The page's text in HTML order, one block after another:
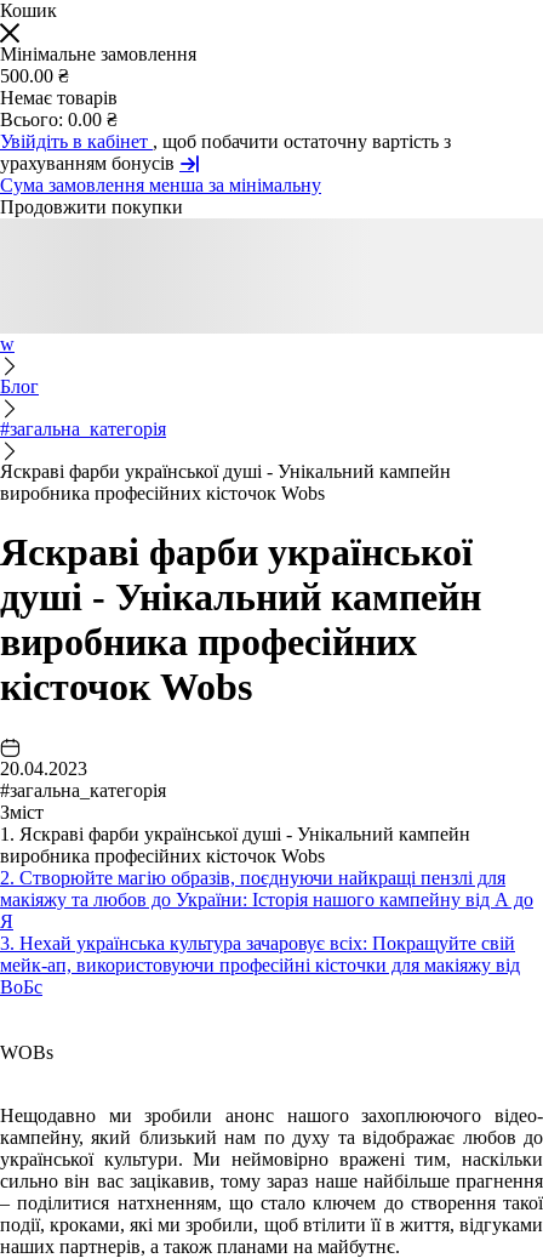
Кошик
Мінімальне замовлення
500.00 ₴
Немає товарів
Всього: 0.00 ₴
Увійдіть в кабінет , щоб побачити остаточну вартість з
урахуванням бонусів
Сума замовлення менша за мінімальну
Продовжити покупки
w
Блог
#загальна_категорія
Яскраві фарби української душі - Унікальний кампейн
виробника професійних кісточок Wobs
Яскраві фарби української
душі - Унікальний кампейн
виробника професійних
кісточок Wobs
20.04.2023
#загальна_категорія
Зміст
1. Яскраві фарби української душі - Унікальний кампейн
виробника професійних кісточок Wobs
2. Створюйте магію образів, поєднуючи найкращі пензлі для
макіяжу та любов до України: Історія нашого кампейну від А до
Я
3. Нехай українська культура зачаровує всіх: Покращуйте свій
мейк-ап, використовуючи професійні кісточки для макіяжу від
ВоБс
WOBs
Нещодавно ми зробили анонс нашого захоплюючого відео-
кампейну, який близький нам по духу та відображає любов до
української культури. Ми неймовірно вражені тим, наскільки
сильно він вас зацікавив, тому зараз наше найбільше прагнення
– поділитися натхненням, що стало ключем до створення такої
події, кроками, які ми зробили, щоб втілити її в життя, відгуками
наших партнерів, а також планами на майбутнє.